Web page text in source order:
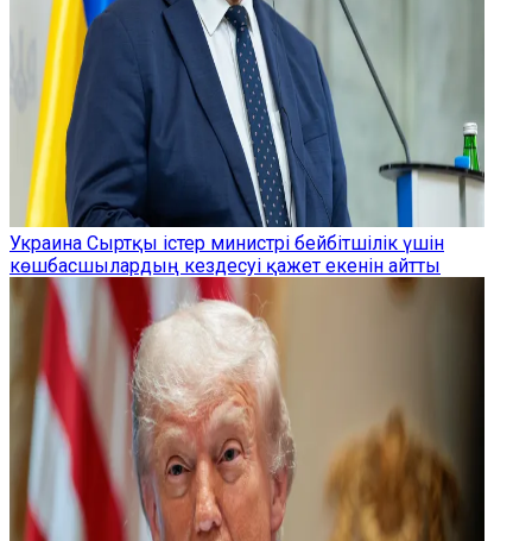
Украина Сыртқы істер министрі бейбітшілік үшін
көшбасшылардың кездесуі қажет екенін айтты